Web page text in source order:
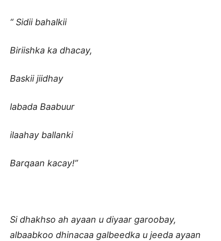
“ Sidii bahalkii
Biriishka ka dhacay,
Baskii jiidhay
labada Baabuur
ilaahay ballanki
Barqaan kacay!”
Si dhakhso ah ayaan u diyaar garoobay,
albaabkoo dhinacaa galbeedka u jeeda ayaan